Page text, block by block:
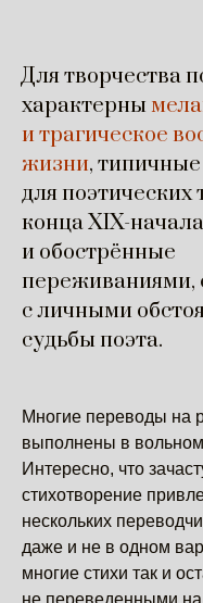
Для творчества
характерны
и трагическое
жизни, типичные
для поэтических
конца XIX-
и обострённые
переживаниями,
с личными
судьбы поэта.
Многие переводы на
выполнены в вольном
Интересно, что
стихотворение
нескольких
даже и не в одном
многие стихи так и
не переведенными на